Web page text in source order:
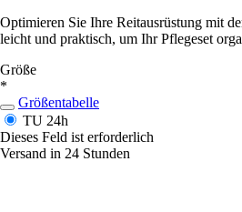
Optimieren Sie Ihre Reitausrüstung mit
leicht und praktisch, um Ihr Pflegeset
Größe
*
Größentabelle
TU 24h
Dieses Feld ist erforderlich
Versand in 24 Stunden